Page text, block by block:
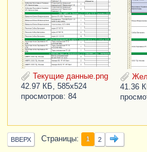
"ВЫБРАТЬ
|
Ф_ДокЗаявкаНаСкладЗаказы.
Дата,
|
Ф_ДокЗаявкаНаСкладЗаказы.
КАК ТранспортКомпания,
|
Ф_ДокЗаявкаНаСкладЗаказы.
Ф_ДокЗаявкаНаСкладЗаказы
Номенклатура
,
Текущие данные.png
42.97 КБ, 585x524
просмотров: 84
41.36
ВВЕРХ Страницы 1 2